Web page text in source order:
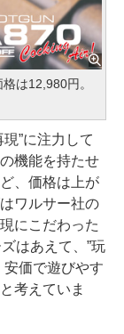
は12,980円。
”に注力して
機能を持たせ
、価格は上が
ワルサー社の
にこだわった
はあえて、”玩
安価で遊びやす
考えていま